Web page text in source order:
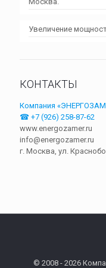
Увеличение
КОНТАКТЫ
Компания
☎ +7 (926) 258-87-62
www.energozamer.ru
info@energozamer.ru
г. Москва, ул.
© 2008 - 2026